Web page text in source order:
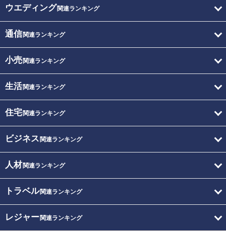
ウエディング関連ランキング
通信関連ランキング
小売関連ランキング
生活関連ランキング
住宅関連ランキング
ビジネス 関連ランキング
人材関連ランキング
トラベル関連ランキング
レジャー関連ランキング